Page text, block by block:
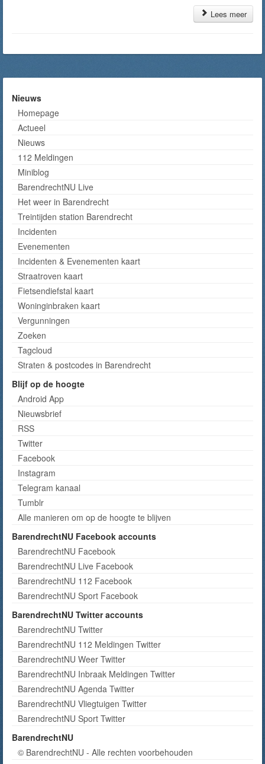
Lees meer
Nieuws
Homepage
Actueel
Nieuws
112 Meldingen
Miniblog
BarendrechtNU Live
Het weer in Barendrecht
Treintijden station Barendrecht
Incidenten
Evenementen
Incidenten & Evenementen kaart
Straatroven kaart
Fietsendiefstal kaart
Woninginbraken kaart
Vergunningen
Zoeken
Tagcloud
Straten & postcodes in Barendrecht
Blijf op de hoogte
Android App
Nieuwsbrief
RSS
Twitter
Facebook
Instagram
Telegram kanaal
Tumblr
Alle manieren om op de hoogte te blijven
BarendrechtNU Facebook accounts
BarendrechtNU Facebook
BarendrechtNU Live Facebook
BarendrechtNU 112 Facebook
BarendrechtNU Sport Facebook
BarendrechtNU Twitter accounts
BarendrechtNU Twitter
BarendrechtNU 112 Meldingen Twitter
BarendrechtNU Weer Twitter
BarendrechtNU Inbraak Meldingen Twitter
BarendrechtNU Agenda Twitter
BarendrechtNU Vliegtuigen Twitter
BarendrechtNU Sport Twitter
BarendrechtNU
© BarendrechtNU - Alle rechten voorbehouden